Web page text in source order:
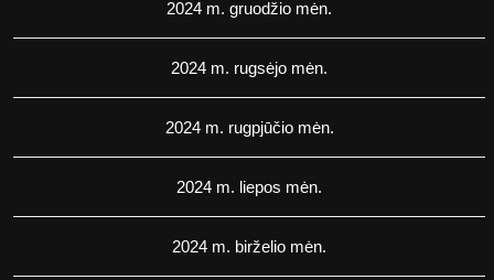
2024 m. gruodžio mėn.
2024 m. rugsėjo mėn.
2024 m. rugpjūčio mėn.
2024 m. liepos mėn.
2024 m. birželio mėn.